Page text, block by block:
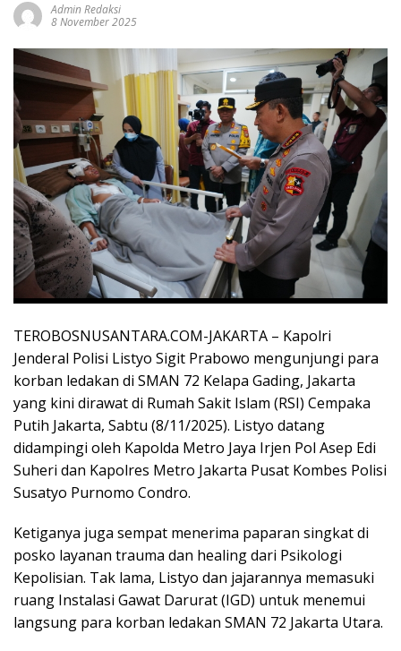
Admin Redaksi
8 November 2025
TEROBOSNUSANTARA.COM-JAKARTA – Kapolri
Jenderal Polisi Listyo Sigit Prabowo mengunjungi para
korban ledakan di SMAN 72 Kelapa Gading, Jakarta
yang kini dirawat di Rumah Sakit Islam (RSI) Cempaka
Putih Jakarta, Sabtu (8/11/2025). Listyo datang
didampingi oleh Kapolda Metro Jaya Irjen Pol Asep Edi
Suheri dan Kapolres Metro Jakarta Pusat Kombes Polisi
Susatyo Purnomo Condro.
Ketiganya juga sempat menerima paparan singkat di
posko layanan trauma dan healing dari Psikologi
Kepolisian. Tak lama, Listyo dan jajarannya memasuki
ruang Instalasi Gawat Darurat (IGD) untuk menemui
langsung para korban ledakan SMAN 72 Jakarta Utara.